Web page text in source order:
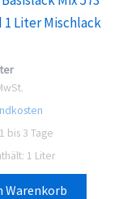
1 Liter Mischlack
1 bis 3 Tage
1 Liter
Warenkorb